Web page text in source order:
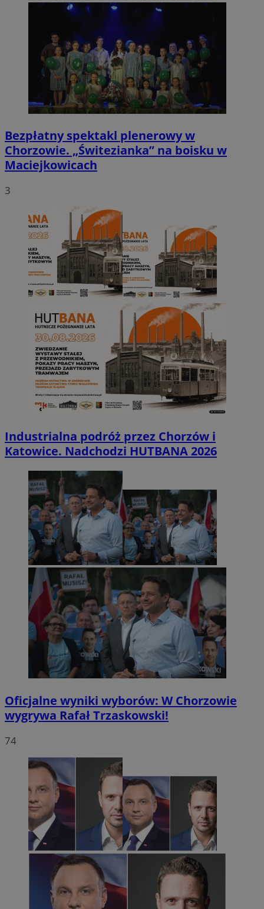
Bezpłatny spektakl plenerowy w
Chorzowie. „Świtezianka” na boisku w
Maciejkowicach
3
Industrialna podróż przez Chorzów i
Katowice. Nadchodzi HUTBANA 2026
Oficjalne wyniki wyborów: W Chorzowie
wygrywa Rafał Trzaskowski!
74